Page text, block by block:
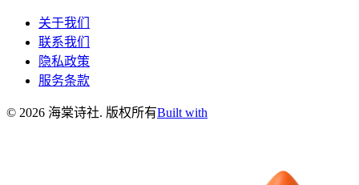
关于我们
联系我们
隐私政策
服务条款
© 2026 海棠诗社. 版权所有Built with